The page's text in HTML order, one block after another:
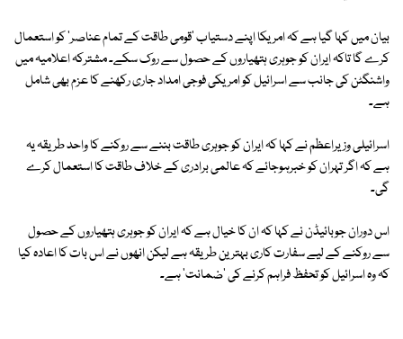
بیان میں کہا گیا ہے کہ امریکا اپنے دستیاب 'قومی طاقت کے تمام عناصر' کو استعمال
کرے گا تاکہ ایران کو جوہری ہتھیاروں کے حصول سے روک سکے۔ مشترکہ اعلامیہ میں
واشنگٹن کی جانب سے اسرائیل کو امریکی فوجی امداد جاری رکھنے کا عزم بھی شامل
ہے۔
اسرائیلی وزیراعظم نے کہا کہ ایران کو جوہری طاقت بننے سے روکنے کا واحد طریقہ یہ
ہے کہ اگر تہران کو خبرہوجائے کہ عالمی برادری کے خلاف طاقت کا استعمال کرے
گی۔
اس دوران جوبائیڈن نے کہا کہ ان کا خیال ہے کہ ایران کو جوہری ہتھیاروں کے حصول
سے روکنے کے لیے سفارت کاری بہترین طریقہ ہے لیکن انھوں نے اس بات کا اعادہ کیا
کہ وہ اسرائیل کو تحفظ فراہم کرنے کی 'ضمانت' ہے۔